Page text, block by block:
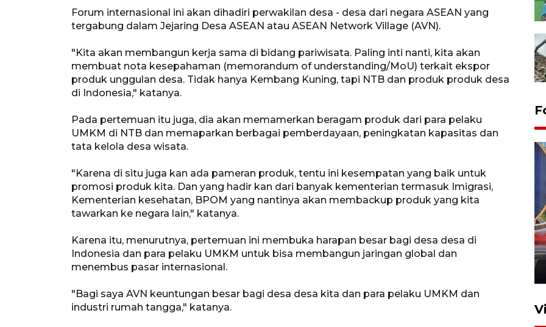
Forum internasional ini akan dihadiri perwakilan desa - desa dari negara ASEAN yang
tergabung dalam Jejaring Desa ASEAN atau ASEAN Network Village (AVN).
"Kita akan membangun kerja sama di bidang pariwisata. Paling inti nanti, kita akan
membuat nota kesepahaman (memorandum of understanding/MoU) terkait ekspor
produk unggulan desa. Tidak hanya Kembang Kuning, tapi NTB dan produk produk desa
di Indonesia," katanya.
Pada pertemuan itu juga, dia akan memamerkan beragam produk dari para pelaku
UMKM di NTB dan memaparkan berbagai pemberdayaan, peningkatan kapasitas dan
tata kelola desa wisata.
"Karena di situ juga kan ada pameran produk, tentu ini kesempatan yang baik untuk
promosi produk kita. Dan yang hadir kan dari banyak kementerian termasuk Imigrasi,
Kementerian kesehatan, BPOM yang nantinya akan membackup produk yang kita
tawarkan ke negara lain," katanya.
Karena itu, menurutnya, pertemuan ini membuka harapan besar bagi desa desa di
Indonesia dan para pelaku UMKM untuk bisa membangun jaringan global dan
menembus pasar internasional.
"Bagi saya AVN keuntungan besar bagi desa desa kita dan para pelaku UMKM dan
industri rumah tangga," katanya.
perlintasan sebidang di
Stasiun Bogor